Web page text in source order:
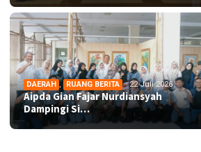
DAERAH , RUANG BERITA 22 Juli 2026
Aipda Gian Fajar Nurdiansyah
Dampingi Si…